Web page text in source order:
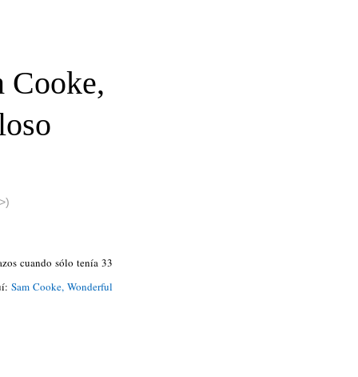
Cooke,
cuando sólo tenía 33
Sam Cooke, Wonderful